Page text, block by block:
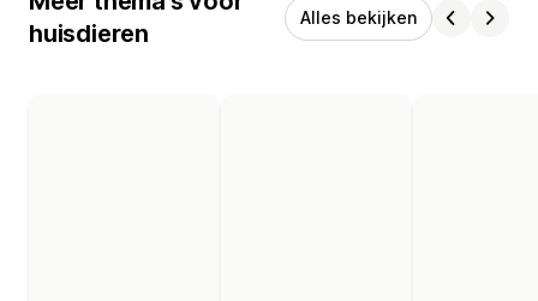
huisdieren
Alles bekijken